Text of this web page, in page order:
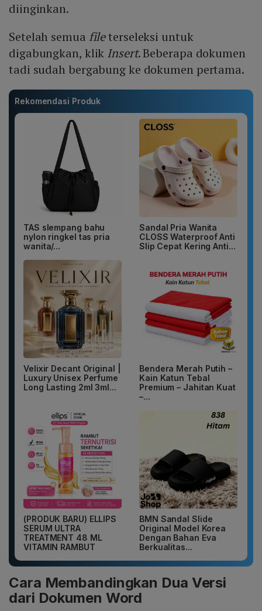
diinginkan.
Setelah semua fileterseleksi untuk
digabungkan, klik Insert. Beberapa dokumen
tadi sudah bergabung ke dokumen pertama.
Rekomendasi Produk
TAS slempang bahu
nylon ringkel tas pria
wanita/...
Sandal Pria Wanita
CLOSS Waterproof Anti
Slip Cepat Kering Anti...
Velixir Decant Original |
Luxury Unisex Perfume
Long Lasting 2ml 3ml...
Bendera Merah Putih –
Kain Katun Tebal
Premium – Jahitan Kuat
–...
(PRODUK BARU) ELLIPS
SERUM ULTRA
TREATMENT 48 ML
VITAMIN RAMBUT
BMN Sandal Slide
Original Model Korea
Dengan Bahan Eva
Berkualitas...
Cara Membandingkan Dua Versi
dari Dokumen Word